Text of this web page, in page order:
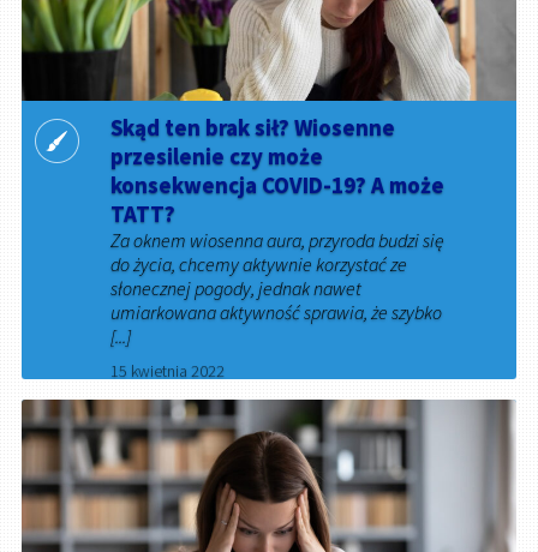
Skąd ten brak sił? Wiosenne
przesilenie czy może
konsekwencja COVID-19? A może
TATT?
Za oknem wiosenna aura, przyroda budzi się
do życia, chcemy aktywnie korzystać ze
słonecznej pogody, jednak nawet
umiarkowana aktywność sprawia, że szybko
[...]
15 kwietnia 2022